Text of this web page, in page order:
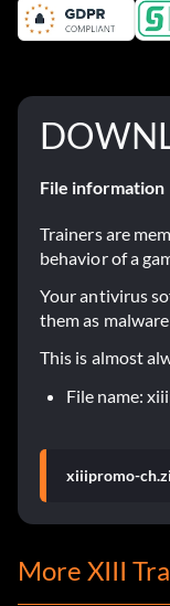
File information
Trainers are
behavior of a
Your antivirus
them as
This is almost
File name:
xiiipromo-
More XIII